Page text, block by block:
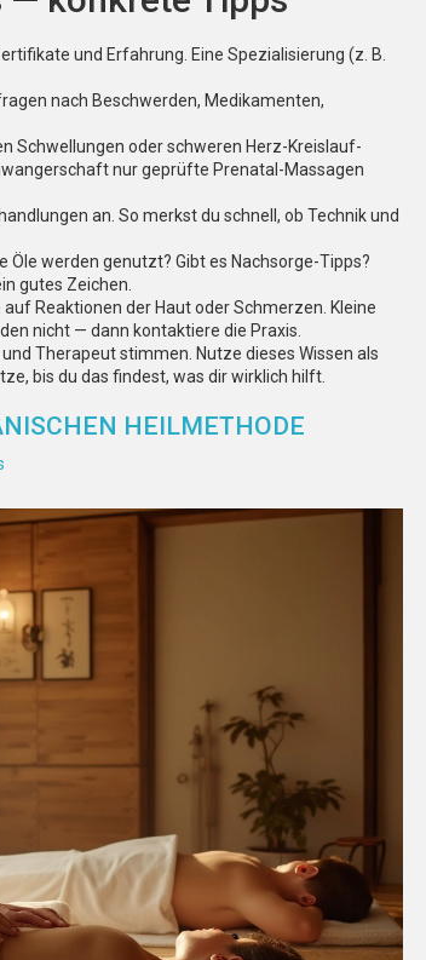
und Erfahrung. Eine Spezialisierung (z. B.
nach Beschwerden, Medikamenten,
Schwellungen oder schweren Herz-Kreislauf-
nur geprüfte Prenatal-Massagen
an. So merkst du schnell, ob Technik und
Öle werden genutzt? Gibt es Nachsorge-Tipps?
gutes Zeichen.
Reaktionen der Haut oder Schmerzen. Kleine
nicht — dann kontaktiere die Praxis.
Therapeut stimmen. Nutze dieses Wissen als
bis du das findest, was dir wirklich hilft.
HEILMETHODE